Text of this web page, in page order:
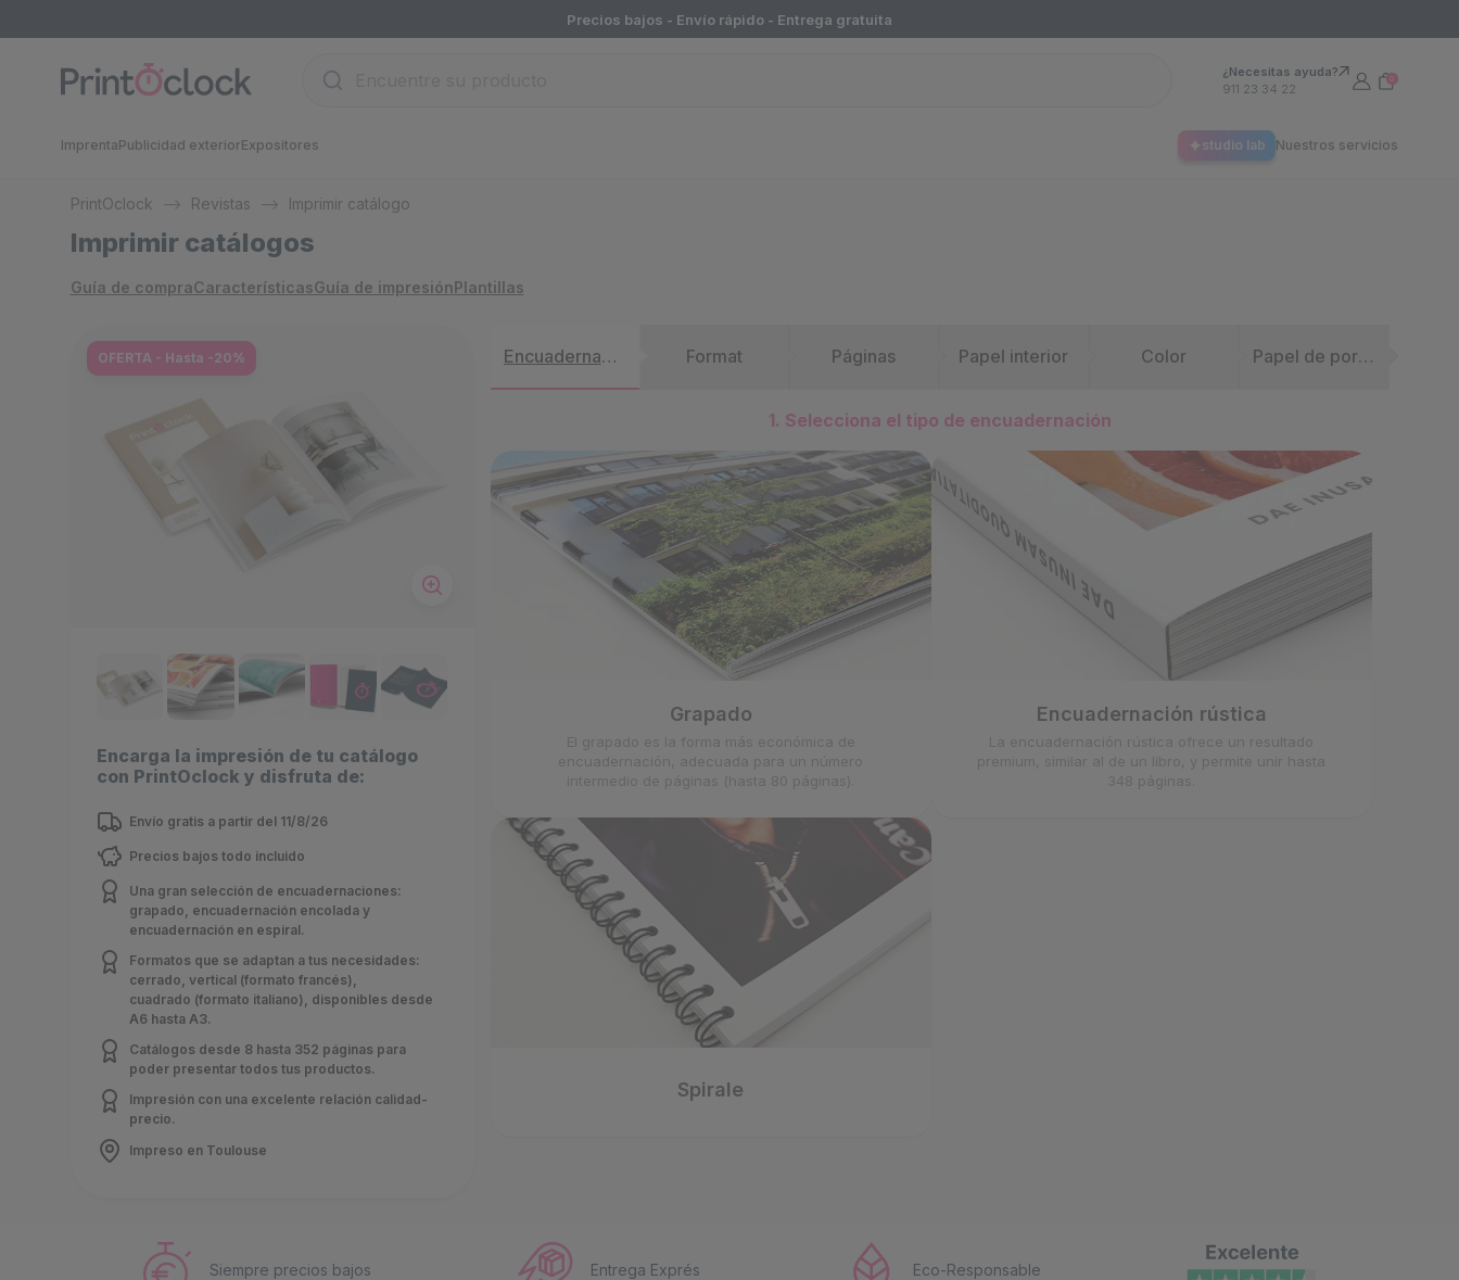
Precios bajos - Envío rápido - Entrega gratuita
¿Necesitas ayuda?
911 23 34 22
0
ImprentaPublicidad exteriorExpositores studio lab Nuestros servicios
PrintOclock Revistas Imprimir catálogo
Imprimir catálogos
Guía de compraCaracterísticasGuía de impresiónPlantillas
OFERTA - Hasta -20%
Encarga la impresión de tu catálogo
con PrintOclock y disfruta de:
Envío gratis a partir del 11/8/26
Precios bajos todo incluido
Una gran selección de encuadernaciones:
grapado, encuadernación encolada y
encuadernación en espiral.
Formatos que se adaptan a tus necesidades:
cerrado, vertical (formato francés),
cuadrado (formato italiano), disponibles desde
A6 hasta A3.
Catálogos desde 8 hasta 352 páginas para
poder presentar todos tus productos.
Impresión con una excelente relación calidad-
precio.
Impreso en Toulouse
Encuadernación Format Páginas Papel interior Color Papel de portada
1. Selecciona el tipo de encuadernación
Grapado
El grapado es la forma más económica de
encuadernación, adecuada para un número
intermedio de páginas (hasta 80 páginas).
Encuadernación rústica
La encuadernación rústica ofrece un resultado
premium, similar al de un libro, y permite unir hasta
348 páginas.
Spirale
Siempre precios bajos Entrega Exprés Eco-Responsable